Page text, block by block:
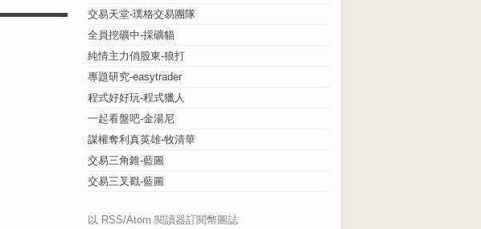
交易天堂-璞格交易團隊
全員挖礦中-採礦貓
純情主力俏股東-狼打
專題研究-easytrader
程式好好玩-程式獵人
一起看盤吧-金湯尼
謀權奪利真英雄-牧清華
交易三角錐-藍圖
交易三叉戳-藍圖
以 RSS/Atom 閱讀器訂閱幣圖誌